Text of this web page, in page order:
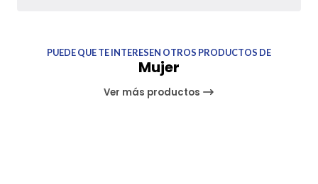
PUEDE QUE TE INTERESEN OTROS PRODUCTOS DE
Mujer
Ver más productos